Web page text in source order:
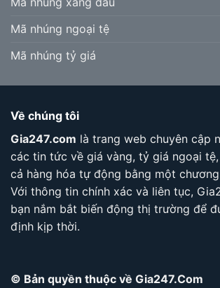
Mã nhúng ngoại tệ
Mã nhúng tỷ giá
Về chúng tôi
Gia247.com là trang web chuyên cập
các tin tức về giá vàng, tỷ giá ngoại
cả hàng hóa tự động bằng một
Với thông tin chính xác và liên tục,
bạn nắm bắt biến động thị trường để
định kịp thời.
© Bản quyền thuộc về Gia247.Com